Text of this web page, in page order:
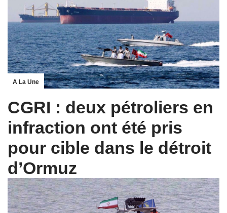
A La Une
CGRI : deux pétroliers en
infraction ont été pris
pour cible dans le détroit
d’Ormuz